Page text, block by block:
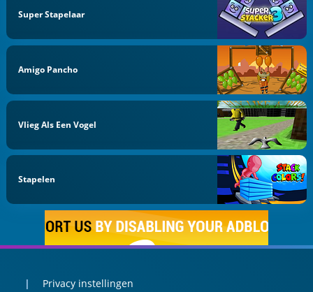
Super Stapelaar
Amigo Pancho
Vlieg Als Een Vogel
Stapelen
Privacy instellingen